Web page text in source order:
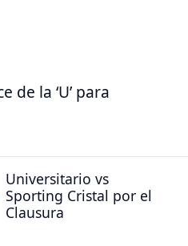
de la ‘U’ para
Universitario vs
Sporting Cristal por el
Clausura